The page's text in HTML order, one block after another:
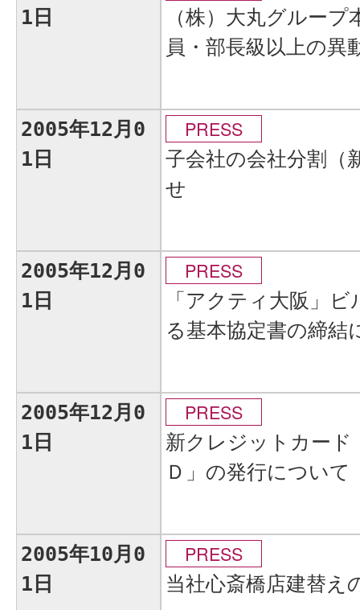
1日
（株）大丸グルー
員・部長級以上の異
2005年12月0
1日
PRESS
子会社の会社分割（
せ
2005年12月0
1日
PRESS
「アクティ大阪」
る基本協定書の締結
2005年12月0
1日
PRESS
新クレジットカード
Ｄ」の発行について
2005年10月0
1日
PRESS
当社心斎橋店建替え